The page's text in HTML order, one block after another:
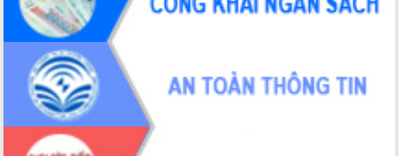
phá cơ chế - Hợp tác công tư
Đề án 06 tạo bước ngoặt đột phá trong
cải cách hành chính tỉnh Đắk Lắk
Kết nối tour, đẩy mạnh chuyển đổi số
để phát triển du lịch Đắk Lắk
Khởi động Dự án Đầu tư xây dựng hạ
tầng kỹ thuật Cụm công nghiệp Tân
Tiến